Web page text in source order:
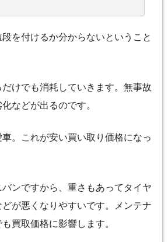
を付けるか分からないということ
けでも消耗していきます。無事故
などが出るのです。
。これが安い買い取り価格になっ
ンですから、重さもあってタイヤ
が悪くなりやすいです。メンテナ
買取価格に影響します。